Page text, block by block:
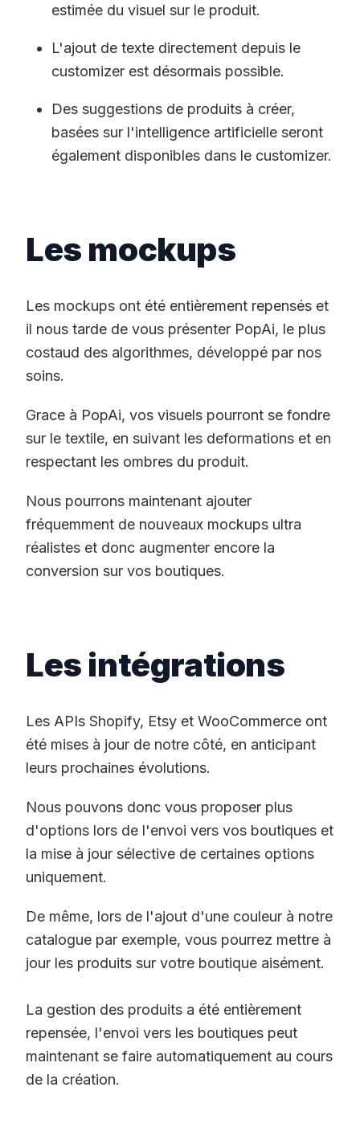
estimée du visuel sur le produit.
L'ajout de texte directement depuis le
customizer est désormais possible.
Des suggestions de produits à créer,
basées sur l'intelligence artificielle seront
également disponibles dans le customizer.
Les mockups
Les mockups ont été entièrement repensés et
il nous tarde de vous présenter PopAi, le plus
costaud des algorithmes, développé par nos
soins.
Grace à PopAi, vos visuels pourront se fondre
sur le textile, en suivant les deformations et en
respectant les ombres du produit.
Nous pourrons maintenant ajouter
fréquemment de nouveaux mockups ultra
réalistes et donc augmenter encore la
conversion sur vos boutiques.
Les intégrations
Les APIs Shopify, Etsy et WooCommerce ont
été mises à jour de notre côté, en anticipant
leurs prochaines évolutions.
Nous pouvons donc vous proposer plus
d'options lors de l'envoi vers vos boutiques et
la mise à jour sélective de certaines options
uniquement.
De même, lors de l'ajout d'une couleur à notre
catalogue par exemple, vous pourrez mettre à
jour les produits sur votre boutique aisément.
La gestion des produits a été entièrement
repensée, l'envoi vers les boutiques peut
maintenant se faire automatiquement au cours
de la création.